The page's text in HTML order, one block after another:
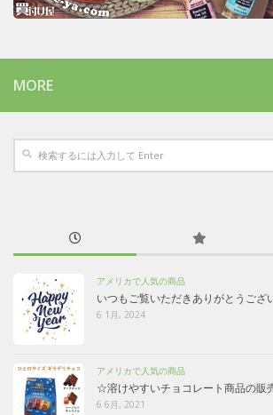
MORE
アメリカで人気の商品
いつもご覧いただきありがとうござ
6 1月, 2024
アメリカで人気の商品
☆溶けやすいチョコレート商品の販
6 6月, 2021